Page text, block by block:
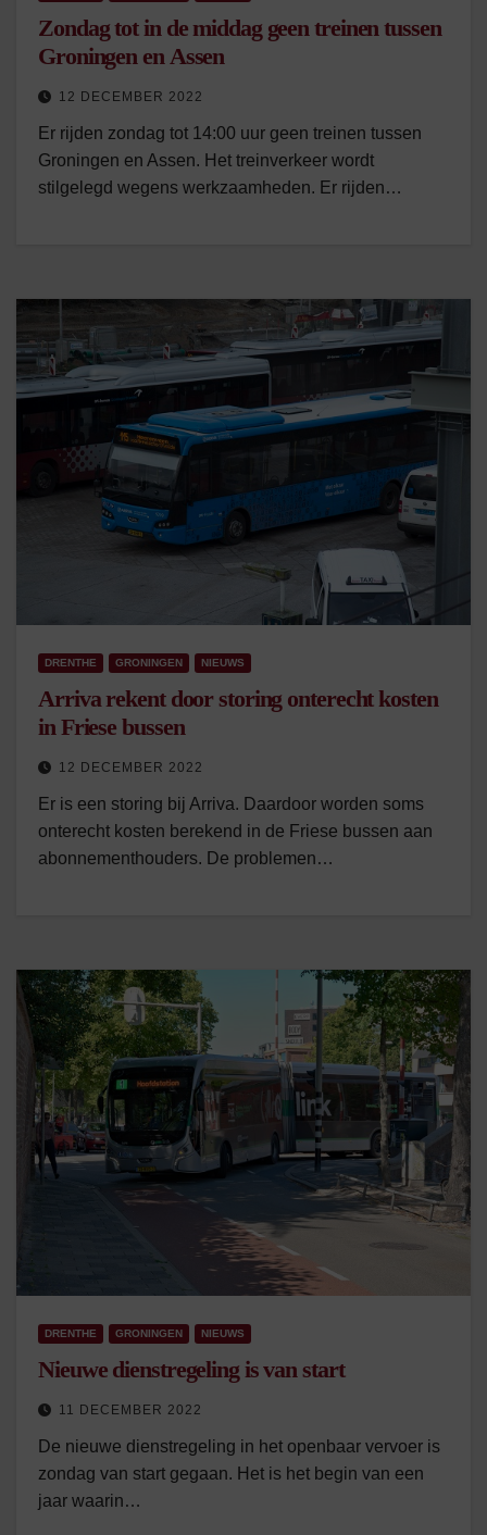
Zondag tot in de middag geen treinen tussen
Groningen en Assen
12 DECEMBER 2022
Er rijden zondag tot 14:00 uur geen treinen tussen
Groningen en Assen. Het treinverkeer wordt
stilgelegd wegens werkzaamheden. Er rijden…
DRENTHE GRONINGEN NIEUWS
Arriva rekent door storing onterecht kosten
in Friese bussen
12 DECEMBER 2022
Er is een storing bij Arriva. Daardoor worden soms
onterecht kosten berekend in de Friese bussen aan
abonnementhouders. De problemen…
DRENTHE GRONINGEN NIEUWS
Nieuwe dienstregeling is van start
11 DECEMBER 2022
De nieuwe dienstregeling in het openbaar vervoer is
zondag van start gegaan. Het is het begin van een
jaar waarin…